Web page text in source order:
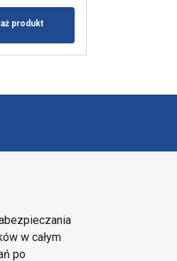
produkt
w całym
po